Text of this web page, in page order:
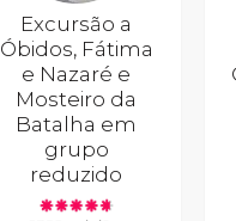
Excursão a
Óbidos, Fátima
e Nazaré e
Mosteiro da
Batalha em
grupo
reduzido